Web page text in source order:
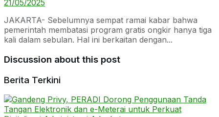
21/05/2025
JAKARTA- Sebelumnya sempat ramai kabar bahwa
pemerintah membatasi program gratis ongkir hanya tiga
kali dalam sebulan. Hal ini berkaitan dengan...
Discussion about this post
Berita Terkini